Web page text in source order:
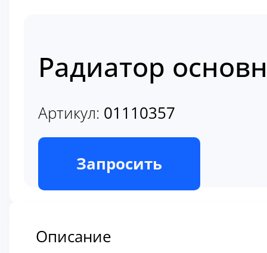
Радиатор
Артикул: 01110357
В наличии
Запросить
Описание